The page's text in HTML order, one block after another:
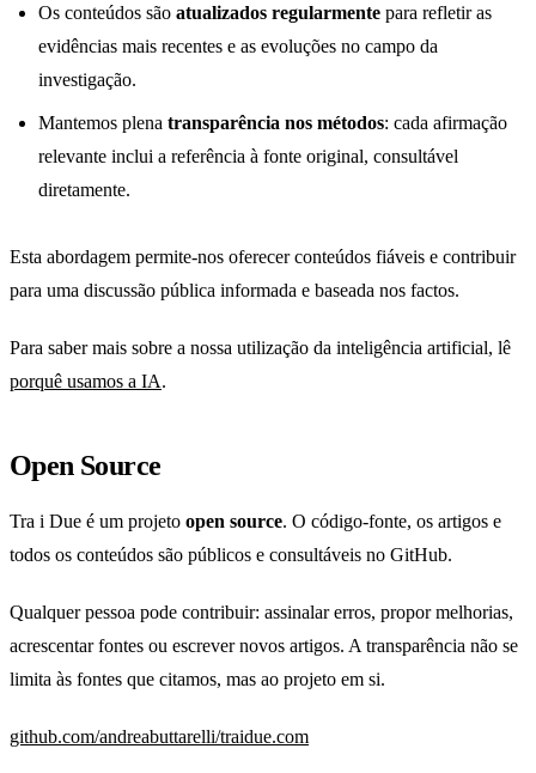
Os conteúdos são atualizados regularmente para refletir as
evidências mais recentes e as evoluções no campo da
investigação.
Mantemos plena transparência nos métodos: cada afirmação
relevante inclui a referência à fonte original, consultável
diretamente.
Esta abordagem permite-nos oferecer conteúdos fiáveis e contribuir
para uma discussão pública informada e baseada nos factos.
Para saber mais sobre a nossa utilização da inteligência artificial, lê
porquê usamos a IA.
Open Source
Tra i Due é um projeto open source. O código-fonte, os artigos e
todos os conteúdos são públicos e consultáveis no GitHub.
Qualquer pessoa pode contribuir: assinalar erros, propor melhorias,
acrescentar fontes ou escrever novos artigos. A transparência não se
limita às fontes que citamos, mas ao projeto em si.
github.com/andreabuttarelli/traidue.com